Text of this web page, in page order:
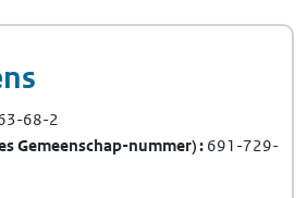
68-2
Gemeenschap-nummer) 691-729-